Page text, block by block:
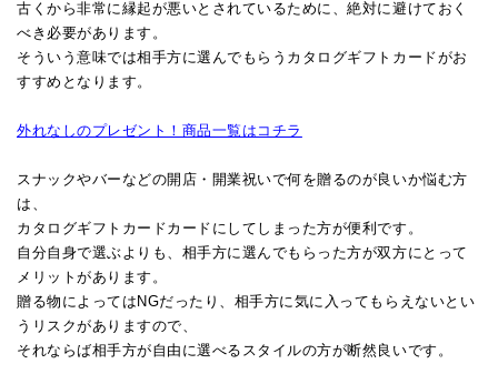
古くから非常に縁起が悪いとされているために、絶対に避けておく
べき必要があります。
そういう意味では相手方に選んでもらうカタログギフトカードがお
すすめとなります。
外れなしのプレゼント！商品一覧はコチラ
スナックやバーなどの開店・開業祝いで何を贈るのが良いか悩む方
は、
カタログギフトカードカードにしてしまった方が便利です。
自分自身で選ぶよりも、相手方に選んでもらった方が双方にとって
メリットがあります。
贈る物によってはNGだったり、相手方に気に入ってもらえないとい
うリスクがありますので、
それならば相手方が自由に選べるスタイルの方が断然良いです。